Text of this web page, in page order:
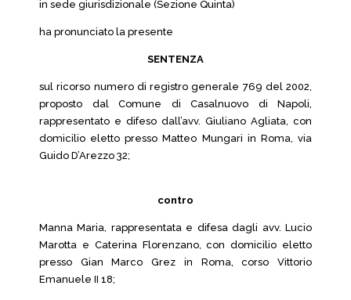
in sede giurisdizionale (Sezione Quinta)
ha pronunciato la presente
SENTENZA
sul ricorso numero di registro generale 769 del 2002,
proposto dal Comune di Casalnuovo di Napoli,
rappresentato e difeso dall’avv. Giuliano Agliata, con
domicilio eletto presso Matteo Mungari in Roma, via
Guido D’Arezzo 32;
contro
Manna Maria, rappresentata e difesa dagli avv. Lucio
Marotta e Caterina Florenzano, con domicilio eletto
presso Gian Marco Grez in Roma, corso Vittorio
Emanuele II 18;